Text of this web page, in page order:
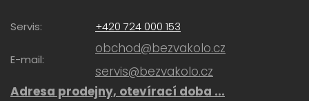
Servis: +420 724 000 153
E-mail:
obchod@bezvakolo.cz
servis@bezvakolo.cz
Adresa prodejny, otevírací doba ...